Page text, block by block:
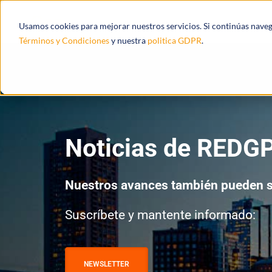
Usamos cookies para mejorar nuestros servicios. Si continúas
Términos y Condicionesy nuestra politica GDPR.
Productos Ecosistema
Noticias de
Nuestros avances también pueden
Suscríbete y mantente informado:
NEWSLETTER